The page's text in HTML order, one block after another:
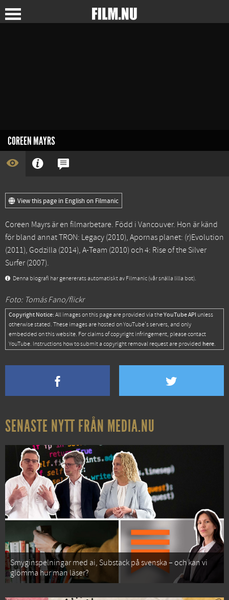
COREEN MAYRS
View this page in English on Filmanic
Coreen Mayrs är en filmarbetare. Född i Vancouver. Hon är känd
för bland annatTRON: Legacy (2010), Apornas planet: (r)Evolution
(2011), Godzilla (2014), A-Team (2010) och4: Rise of the Silver
Surfer (2007).
Denna biografi har genererats automatiskt av Filmanic (vår snälla lilla bot).
Foto: Tomás Fano/flickr
Copyright Notice: All images on this page are provided via theYouTube API unless
otherwise stated. These images are hosted on YouTube's servers, and only
embedded on this website. For claims of copyright infringement, please contact
YouTube. Instructions how to submit a copyright removal request are provided here.
SENASTE NYTT FRÅN MEDIA.NU
Smyginspelningar med ai, Substack på svenska – och kan vi
glömma hur man läser?